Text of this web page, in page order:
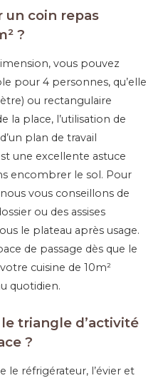
un coin repas
?
vous pouvez
pour 4 personnes, qu’elle
ou rectangulaire
la place, l’utilisation de
plan de travail
une excellente astuce
encombrer le sol. Pour
vous conseillons de
ou des assises
le plateau après usage.
de passage dès que le
cuisine de 10m²
quotidien.
triangle d’activité
?
le réfrigérateur, l’évier et